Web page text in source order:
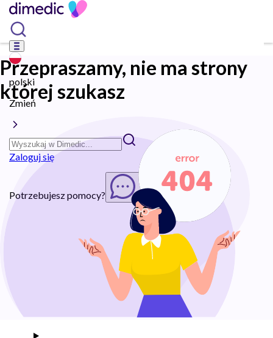
polski
Zmień
Zaloguj się
Potrzebujesz pomocy? Rozpocznij chat
Przepraszamy, nie ma strony
której szukasz